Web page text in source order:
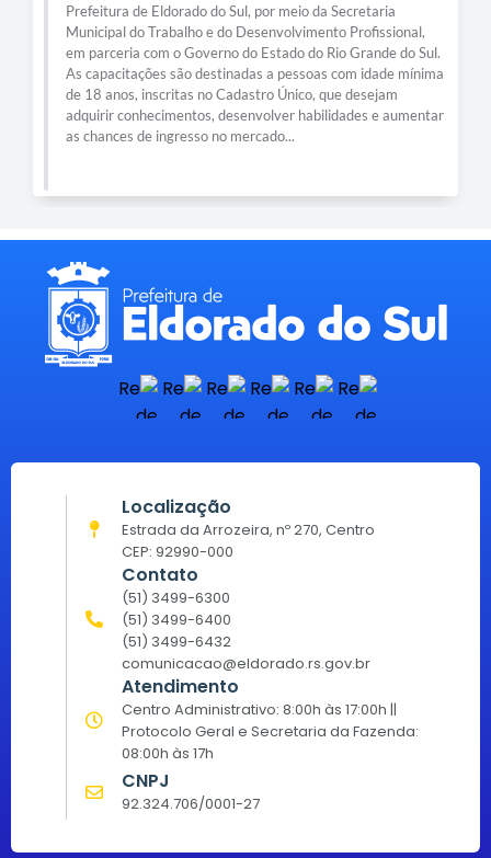
Prefeitura de Eldorado do Sul, por meio da Secretaria
Municipal do Trabalho e do Desenvolvimento Profissional,
em parceria com o Governo do Estado do Rio Grande do Sul.
As capacitações são destinadas a pessoas com idade mínima
de 18 anos, inscritas no Cadastro Único, que desejam
adquirir conhecimentos, desenvolver habilidades e aumentar
as chances de ingresso no mercado...
Localização
Estrada da Arrozeira, nº 270, Centro
CEP: 92990-000
Contato
(51) 3499-6300
(51) 3499-6400
(51) 3499-6432
comunicacao@eldorado.rs.gov.br
Atendimento
Centro Administrativo: 8:00h às 17:00h ||
Protocolo Geral e Secretaria da Fazenda:
08:00h às 17h
CNPJ
92.324.706/0001-27